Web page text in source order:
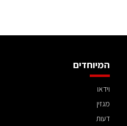
המיוחדים
וידאו
מגזין
דעות